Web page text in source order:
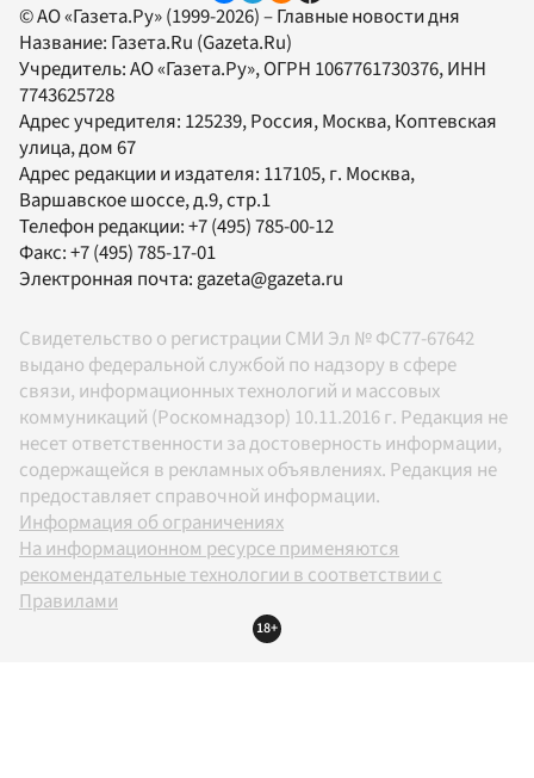
© АО «Газета.Ру» (1999-2026) – Главные новости дня
Название: Газета.Ru (Gazeta.Ru)
Учредитель:АО «Газета.Ру», ОГРН 1067761730376, ИНН
7743625728
Адрес учредителя: 125239, Россия, Москва, Коптевская
улица, дом 67
Адрес редакции и издателя: 117105, г. Москва,
Варшавское шоссе, д.9, стр.1
Телефон редакции:+7 (495) 785-00-12
Факс:+7 (495) 785-17-01
Электронная почта: gazeta@gazeta.ru
Свидетельство о регистрации СМИ Эл № ФС77-67642
выдано федеральной службой по надзору в сфере
связи, информационных технологий и массовых
коммуникаций (Роскомнадзор) 10.11.2016 г. Редакция не
несет ответственности за достоверность информации,
содержащейся в рекламных объявлениях. Редакция не
предоставляет справочной информации.
Информация об ограничениях
На информационном ресурсе применяются
рекомендательные технологии в соответствии с
Правилами
18+